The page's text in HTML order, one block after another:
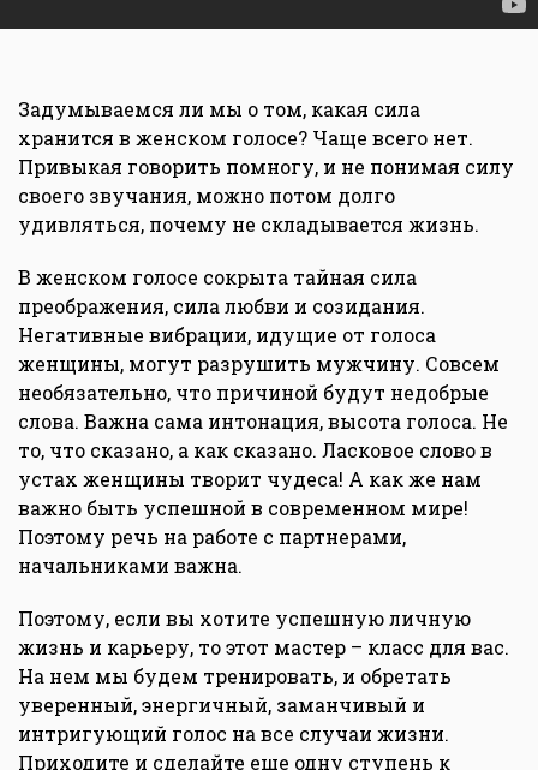
Задумываемся ли мы о том, какая сила
хранится в женском голосе? Чаще всего нет.
Привыкая говорить помногу, и не понимая силу
своего звучания, можно потом долго
удивляться, почему не складывается жизнь.
В женском голосе сокрыта тайная сила
преображения, сила любви и созидания.
Негативные вибрации, идущие от голоса
женщины, могут разрушить мужчину. Совсем
необязательно, что причиной будут недобрые
слова. Важна сама интонация, высота голоса. Не
то, что сказано, а как сказано. Ласковое слово в
устах женщины творит чудеса! А как же нам
важно быть успешной в современном мире!
Поэтому речь на работе с партнерами,
начальниками важна.
Поэтому, если вы хотите успешную личную
жизнь и карьеру, то этот мастер – класс для вас.
На нем мы будем тренировать, и обретать
уверенный, энергичный, заманчивый и
интригующий голос на все случаи жизни.
Приходите и сделайте еще одну ступень к